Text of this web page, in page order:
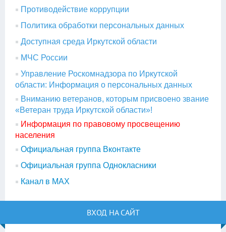
Противодействие коррупции
Политика обработки персональных данных
Доступная среда Иркутской области
МЧС России
Управление Роскомнадзора по Иркутской
области: Информация о персональных данных
Вниманию ветеранов, которым присвоено звание
«Ветеран труда Иркутской области»!
Информация по правовому просвещению
населения
Официальная группа Вконтакте
Официальная группа Однокласники
Канал в МАХ
ВХОД НА САЙТ